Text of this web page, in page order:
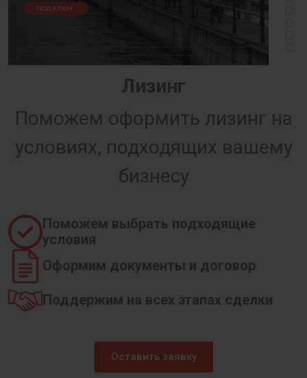
Лизинг
Поможем оформить лизинг на
условиях, подходящих вашему
бизнесу
Поможем выбрать подходящие
условия
Оформим документы и договор
Поддержим на всех этапах сделки
Оставить заявку